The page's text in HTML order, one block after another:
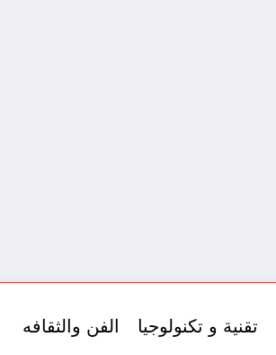
تقنية و تكنولوجيا الفن والثقافه